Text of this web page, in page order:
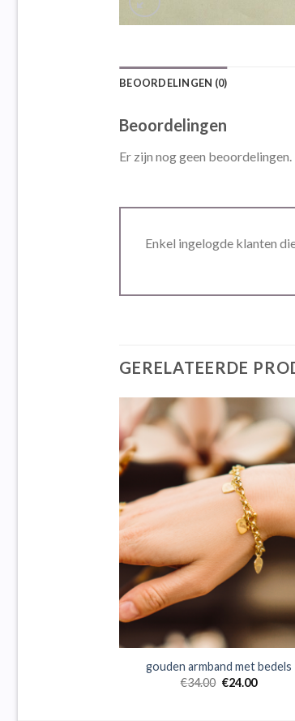
BEOORDELINGEN (0)
Beoordelingen
Er zijn nog geen beoordelingen.
Enkel ingelogde klanten
GERELATEERDE
gouden armband met bedels
€34.00 €24.00